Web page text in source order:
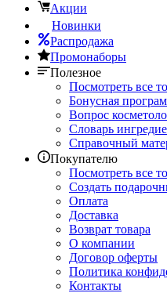
Акции
Новинки
Распродажа
Промонаборы
Полезное
Посмотреть все
Бонусная
Вопрос
Словарь
Справочный
Покупателю
Посмотреть все
Создать
Оплата
Доставка
Возврат товара
О компании
Договор оферты
Политика
Контакты